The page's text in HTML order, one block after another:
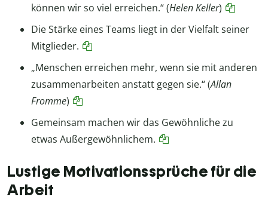
können wir so viel erreichen.“ (Helen Keller)
Die Stärke eines Teams liegt in der Vielfalt seiner
Mitglieder.
„Menschen erreichen mehr, wenn sie mit anderen
zusammenarbeiten anstatt gegen sie.“ (Allan
Fromme)
Gemeinsam machen wir das Gewöhnliche zu
etwas Außergewöhnlichem.
Lustige Motivationssprüche für die
Arbeit